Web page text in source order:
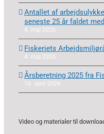
Antallet af
seneste 25 år faldet
4. maj 2026
Fiskeriets
4. maj 2026
Årsberetning 2025 fra
16. april 2026
Video og materialer til